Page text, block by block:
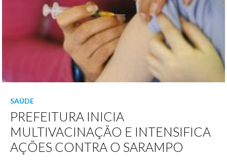
SAÚDE
PREFEITURA INICIA
MULTIVACINAÇÃO E INTENSIFICA
AÇÕES CONTRA O SARAMPO